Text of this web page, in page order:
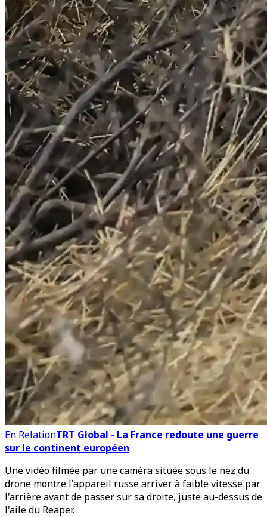
En RelationTRT Global - La France redoute une guerre
sur le continent européen
Une vidéo filmée par une caméra située sous le nez du
drone montre l'appareil russe arriver à faible vitesse par
l'arrière avant de passer sur sa droite, juste au-dessus de
l'aile du Reaper.